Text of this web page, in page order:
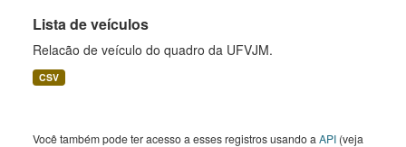
Lista de veículos
Relacão de veículo do quadro da UFVJM.
CSV
Você também pode ter acesso a esses registros usando a API (veja